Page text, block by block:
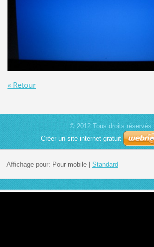
« Retour
© 2012 Tous droits réservés.
Créer un site internet gratuit
Affichage pour: Pour mobile| Standard